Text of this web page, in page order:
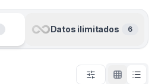
Datos ilimitados 6